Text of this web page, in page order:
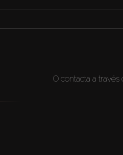
O contacta a través